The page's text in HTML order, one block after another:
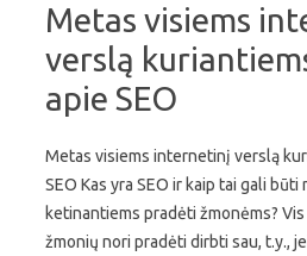
Metas visiems
verslą
apie SEO
Metas visiems internetinį verslą
SEO Kas yra SEO ir kaip tai gali
ketinantiems pradėti žmonėms?
žmonių nori pradėti dirbti sau, t.y.,